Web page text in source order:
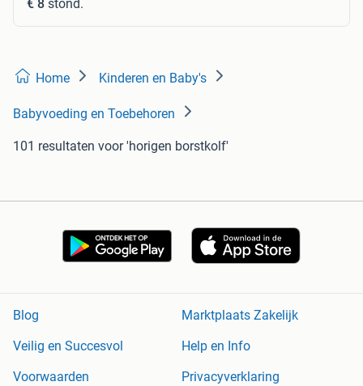
€ 8 stond.
Home Kinderen en Baby's
Babyvoeding en Toebehoren
101 resultaten voor 'horigen borstkolf'
Blog
Marktplaats Zakelijk
Veilig en Succesvol
Help en Info
Voorwaarden
Privacyverklaring